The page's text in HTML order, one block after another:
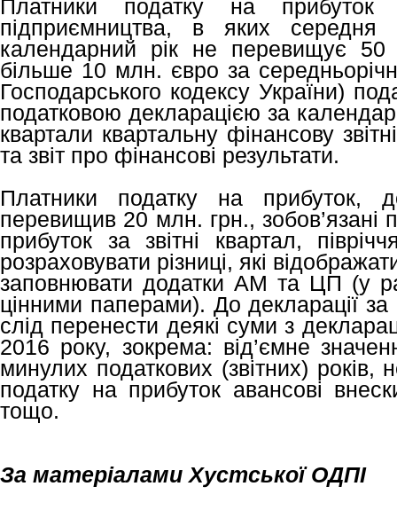
Платники податку на прибуток
підприємництва, в яких середня
календарний рік не перевищує 50
більше 10 млн. євро за
Господарського кодексу України)
податковою декларацією за
квартали квартальну фінансову
та звіт про фінансові результати.
Платники податку на прибуток,
перевищив 20 млн. грн., зобов’язані
прибуток за звітні квартал,
розраховувати різниці, які
заповнювати додатки АМ та ЦП (у
цінними паперами). До декларації
слід перенести деякі суми з
2016 року, зокрема: від’ємне
минулих податкових (звітних)
податку на прибуток авансові
тощо.
За матеріалами Хустської ОДПІ